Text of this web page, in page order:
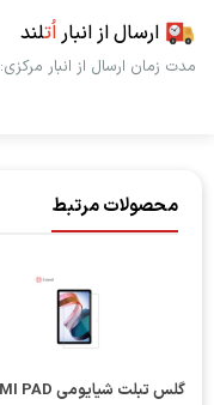
ارسال از انباراُتلند
مدت زمان ارسال از انبار مرکزی: 3 الی 5 روز کاری
محصولات مرتبط
گلس تبلت شیایومی REDMI PAD